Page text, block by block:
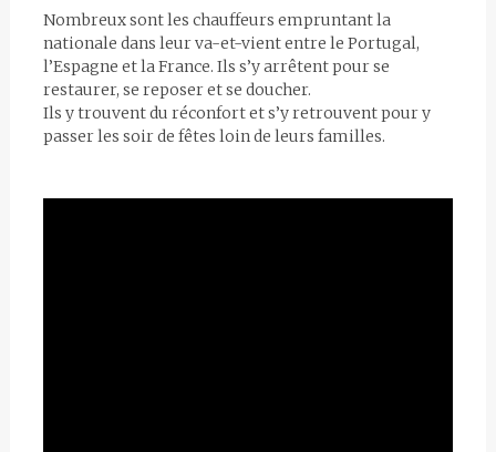
Nombreux sont les chauffeurs empruntant la
nationale dans leur va-et-vient entre le Portugal,
l’Espagne et la France. Ils s’y arrêtent pour se
restaurer, se reposer et se doucher.
Ils y trouvent du réconfort et s’y retrouvent pour y
passer les soir de fêtes loin de leurs familles.